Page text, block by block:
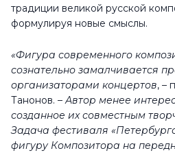
традиции великой русской
формулируя новые смыслы.
«Фигура современного
сознательно замалчивается
организаторами концертов, –
Танонов. –Автор менее
созданное их совместным
Задача фестиваля
фигуру Композитора на